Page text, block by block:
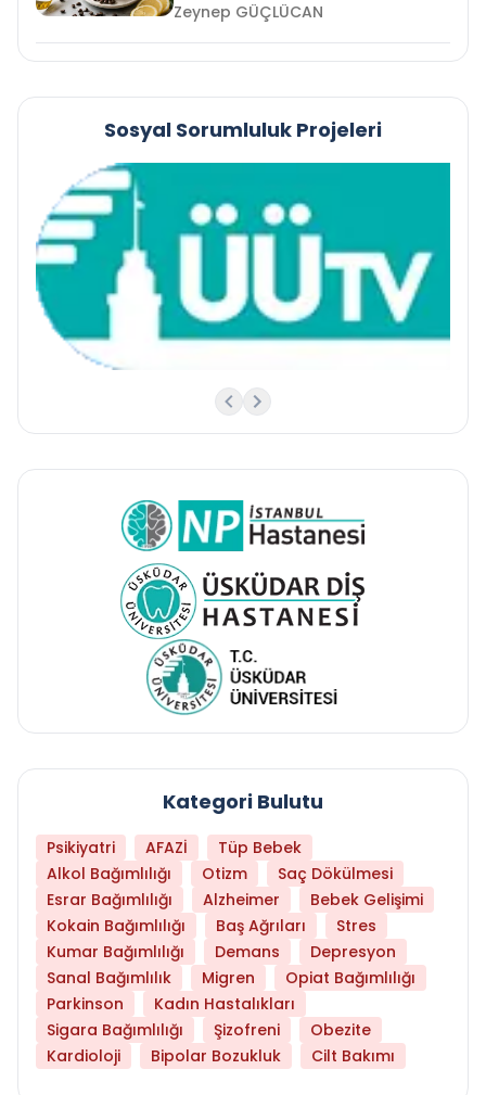
Zeynep GÜÇLÜCAN
Sosyal Sorumluluk Projeleri
Kategori Bulutu
Psikiyatri AFAZİ
Tüp Bebek
Alkol Bağımlılığı
Otizm
Saç Dökülmesi
Esrar Bağımlılığı
Alzheimer
Bebek Gelişimi
Kokain Bağımlılığı
Baş Ağrıları
Stres
Kumar Bağımlılığı
Demans
Depresyon
Sanal Bağımlılık
Migren
Opiat Bağımlılığı
Parkinson
Kadın Hastalıkları
Sigara Bağımlılığı
Şizofreni
Obezite
Kardioloji
Bipolar Bozukluk Cilt Bakımı